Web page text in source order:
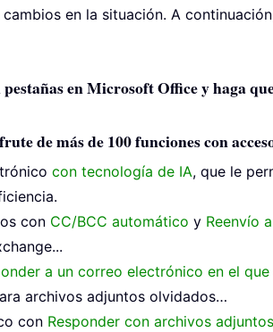
en la situación. A
en Microsoft Office y haga
de más de 100 funciones con
con tecnología de IA, que le
con CC/BCC automático y Reenvío
a un correo electrónico en el
archivos adjuntos olvidados…
con Responder con archivos